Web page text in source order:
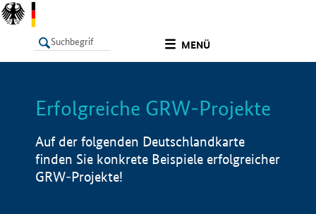
MENÜ
LISTE Info
Erfolgreiche GRW-Projekte
Auf der folgenden Deutschlandkarte
finden Sie konkrete Beispiele erfolgreicher
GRW-Projekte!